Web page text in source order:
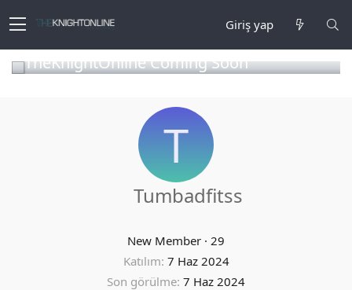
Giriş yap
TheKnightOnline Coming Soon
T
Tumbadfitss
New Member · 29
Katılım 7 Haz 2024
Son görülme 7 Haz 2024